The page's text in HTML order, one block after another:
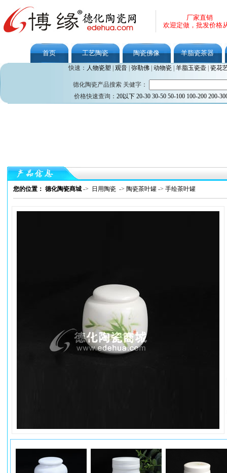
厂家直销
欢迎定做，批发价格
首页 工艺陶瓷 陶瓷佛像 羊脂瓷茶器
快速： 人物瓷塑 观音| 弥勒佛| 动物瓷| 羊脂玉瓷壶| 瓷花
德化陶瓷产品搜索 关健字：
价格快速查询： 20以下 20-30 30-50 50-100 100-200 200-
您的位置： 德化陶瓷商城 -> 日用陶瓷 -> 陶瓷茶叶罐 -> 手绘茶叶罐